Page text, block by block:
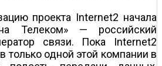
проекта Internet2 начала
Телеком» — российский
связи. Пока Internet2
только одной этой компании в